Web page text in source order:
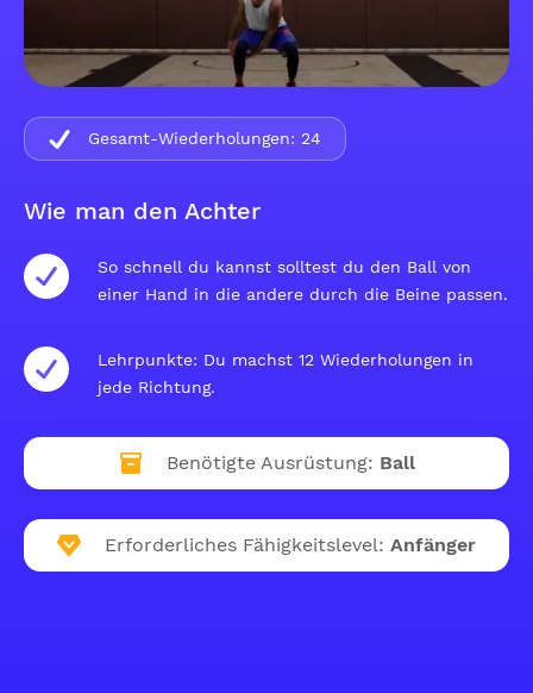
Wie man den Achter
So schnell du kannst solltest du den Ball von
einer Hand in die andere durch die Beine passen.
Lehrpunkte: Du machst 12 Wiederholungen in
jede Richtung.
Benötigte Ausrüstung: Ball
Erforderliches Fähigkeitslevel: Anfänger
Gesamt-Wiederholungen: 24